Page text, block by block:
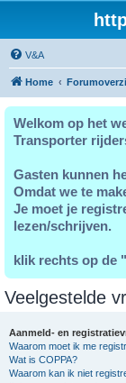
V&A
Home
Welkom op het
Transporter
Gasten kunnen
Omdat we te
Je moet je
lezen/schrijven.
klik rechts op de
Veelgestelde
Aanmeld- en
Waarom moet ik me
Wat is COPPA?
Waarom kan ik niet